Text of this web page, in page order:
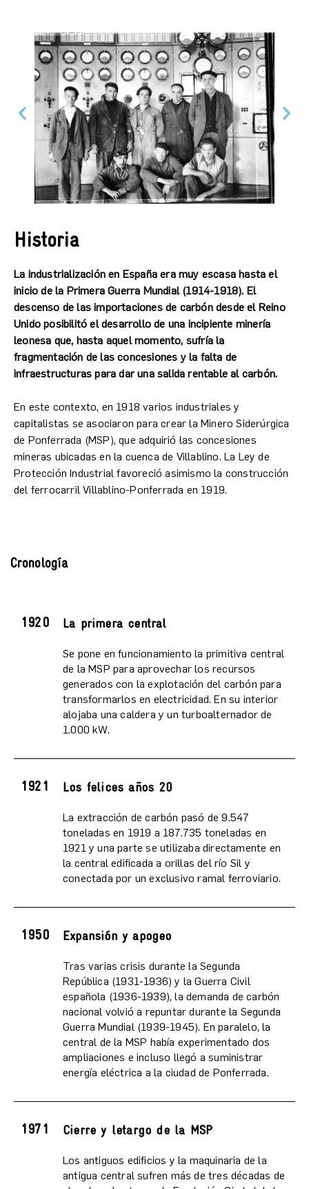
Historia
La industrialización en España era muy escasa hasta el
inicio de la Primera Guerra Mundial (1914-1918). El
descenso de las importaciones de carbón desde el Reino
Unido posibilitó el desarrollo de una incipiente minería
leonesa que, hasta aquel momento, sufría la
fragmentación de las concesiones y la falta de
infraestructuras para dar una salida rentable al carbón.
En este contexto, en 1918 varios industriales y
capitalistas se asociaron para crear la Minero Siderúrgica
de Ponferrada (MSP), que adquirió las concesiones
mineras ubicadas en la cuenca de Villablino. La Ley de
Protección Industrial favoreció asimismo la construcción
del ferrocarril Villablino-Ponferrada en 1919.
Cronología
1920 La primera central
Se pone en funcionamiento la primitiva central
de la MSP para aprovechar los recursos
generados con la explotación del carbón para
transformarlos en electricidad. En su interior
alojaba una caldera y un turboalternador de
1.000 kW.
1921 Los felices años 20
La extracción de carbón pasó de 9.547
toneladas en 1919 a 187.735 toneladas en
1921 y una parte se utilizaba directamente en
la central edificada a orillas del río Sil y
conectada por un exclusivo ramal ferroviario.
1950 Expansión y apogeo
Tras varias crisis durante la Segunda
República (1931-1936) y la Guerra Civil
española (1936-1939), la demanda de carbón
nacional volvió a repuntar durante la Segunda
Guerra Mundial (1939-1945). En paralelo, la
central de la MSP había experimentado dos
ampliaciones e incluso llegó a suministrar
energía eléctrica a la ciudad de Ponferrada.
1971 Cierre y letargo de la MSP
Los antiguos edificios y la maquinaria de la
antigua central sufren más de tres décadas de